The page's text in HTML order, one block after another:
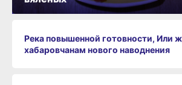
Река повышенной готовности, Или
хабаровчанам нового наводнения